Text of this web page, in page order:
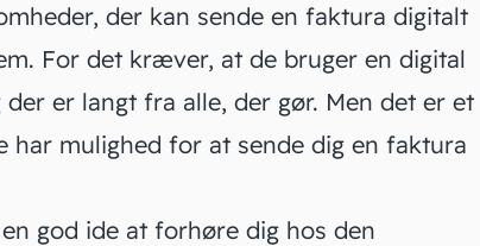
der kan sende en faktura digitalt
For det kræver, at de bruger en digital
der er langt fra alle, der gør. Men det er et
har mulighed for at sende dig en faktura
god ide at forhøre dig hos den